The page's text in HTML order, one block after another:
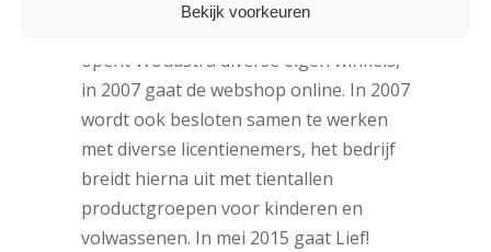
Bekijk voorkeuren
opent Woudstra diverse eigen winkels,
in 2007 gaat de webshop online. In 2007
wordt ook besloten samen te werken
met diverse licentienemers, het bedrijf
breidt hierna uit met tientallen
productgroepen voor kinderen en
volwassenen. In mei 2015 gaat Lief!